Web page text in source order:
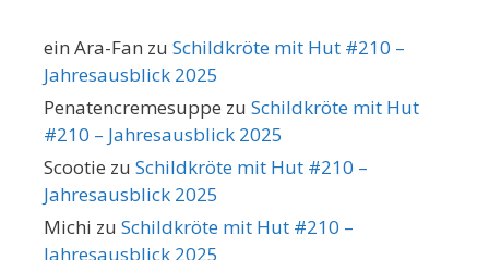
ein Ara-Fan zu Schildkröte mit Hut #210 –
Jahresausblick 2025
Penatencremesuppe zu Schildkröte mit Hut
#210 – Jahresausblick 2025
Scootie zu Schildkröte mit Hut #210 –
Jahresausblick 2025
Michi zu Schildkröte mit Hut #210 –
Jahresausblick 2025